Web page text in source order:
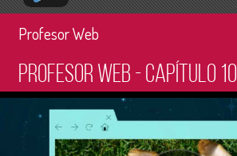
Profesor Web
Profesor Web - Capítulo 10